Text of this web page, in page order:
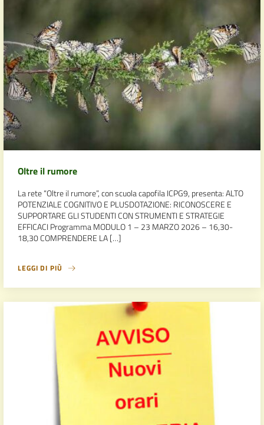
Oltre il rumore
La rete “Oltre il rumore”, con scuola capofila ICPG9, presenta: ALTO
POTENZIALE COGNITIVO E PLUSDOTAZIONE: RICONOSCERE E
SUPPORTARE GLI STUDENTI CON STRUMENTI E STRATEGIE
EFFICACI Programma MODULO 1 – 23 MARZO 2026 – 16,30-
18,30 COMPRENDERE LA […]
LEGGI DI PIÙ